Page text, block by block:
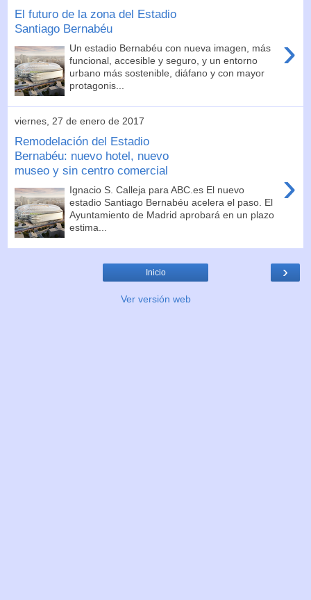
El futuro de la zona del Estadio
Santiago Bernabéu
›
Un estadio Bernabéu con nueva imagen, más
funcional, accesible y seguro, y un entorno
urbano más sostenible, diáfano y con mayor
protagonis...
viernes, 27 de enero de 2017
Remodelación del Estadio
Bernabéu: nuevo hotel, nuevo
museo y sin centro comercial
›
Ignacio S. Calleja para ABC.es El nuevo
estadio Santiago Bernabéu acelera el paso. El
Ayuntamiento de Madrid aprobará en un plazo
estima...
›
Inicio
Ver versión web